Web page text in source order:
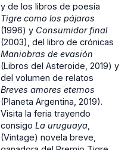
y de los libros de poesía
Tigre como los pájaros
(1996) y Consumidor final
(2003), del libro de crónicas
Maniobras de evasión
(Libros del Asteroide, 2019) y
del volumen de relatos
Breves amores eternos
(Planeta Argentina, 2019).
Visita la feria trayendo
consigo La uruguaya
(Vintage) novela breve,